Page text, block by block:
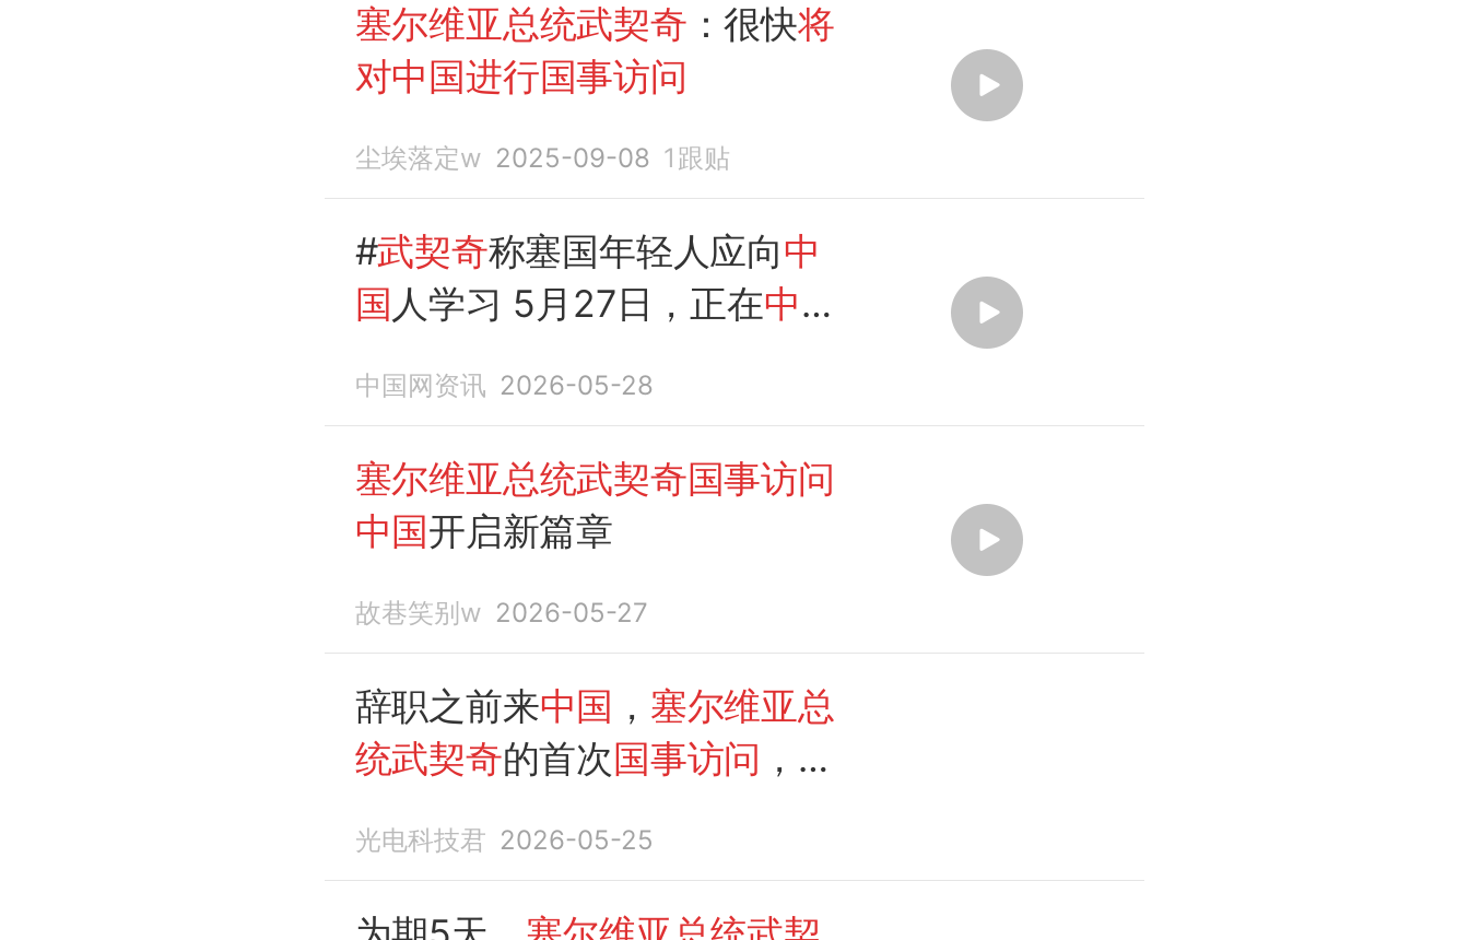
塞尔维亚总统武契奇 ：很快将
对中国进行国事访问
尘埃落定w 2025-09-08 1 跟贴
#武契奇称塞国年轻人应向中
国人学习 5月27日，正在中国
武契奇到访浙江嘉兴...
中国网资讯 2026-05-28
塞尔维亚总统武契奇国事访问
中国开启新篇章
故巷笑别w 2026-05-27
辞职之前来中国 ， 塞尔维亚总
统武契奇的首次国事访问 ，意
光电科技君 2026-05-25